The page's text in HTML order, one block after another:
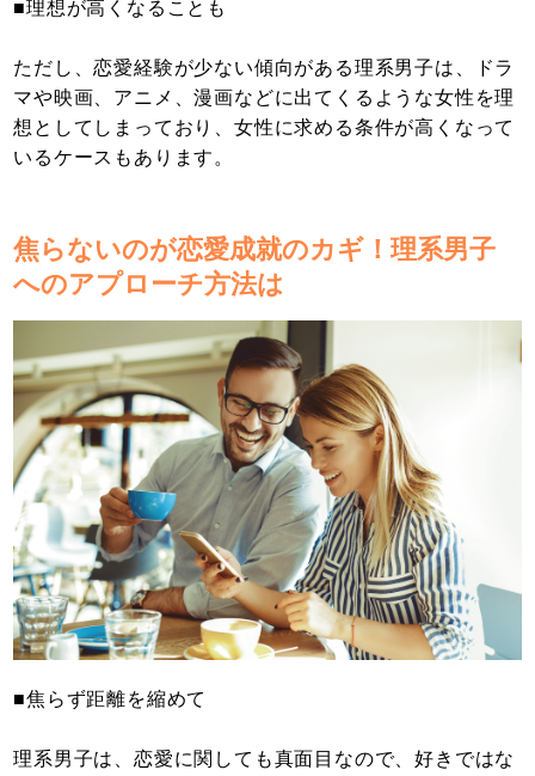
■理想が高くなることも
ただし、恋愛経験が少ない傾向がある理系男子は、ドラ
マや映画、アニメ、漫画などに出てくるような女性を理
想としてしまっており、女性に求める条件が高くなって
いるケースもあります。
焦らないのが恋愛成就のカギ！理系男子
へのアプローチ方法は
■焦らず距離を縮めて
理系男子は、恋愛に関しても真面目なので、好きではな